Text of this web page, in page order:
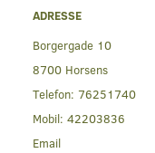
ADRESSE
Borgergade 10
8700 Horsens
Telefon: 76251740
Mobil: 42203836
Email